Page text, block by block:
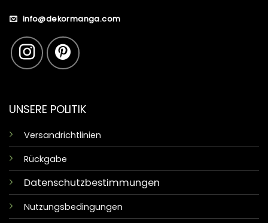
info@dekormanga.com
UNSERE POLITIK
Versandrichtlinien
Rückgabe
Datenschutzbestimmungen
Nutzungsbedingungen